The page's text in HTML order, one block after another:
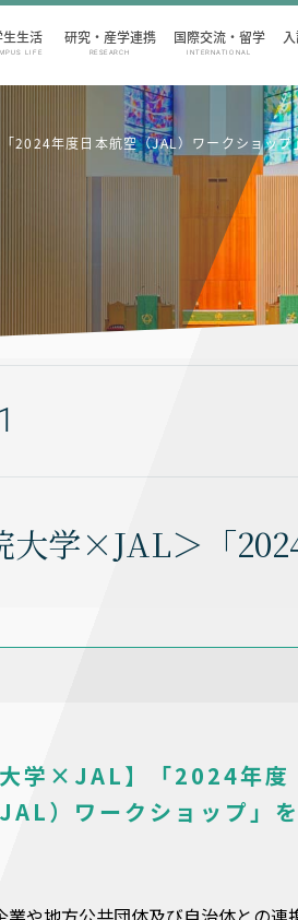
生活
LIFE
研究・産学連携
RESEARCH
国際交流・留学
INTERNATIONAL
2024年度日本航空（JAL）ワークショップ
大学×JAL＞「
大学×JAL】「2024年度
）ワークショップ」を